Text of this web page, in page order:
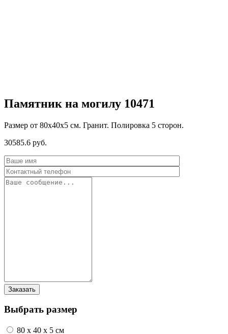
Памятник на могилу 10471
Размер от 80х40х5 см. Гранит. Полировка 5 сторон.
30585.6 руб.
Выбрать размер
80 x 40 x 5 см